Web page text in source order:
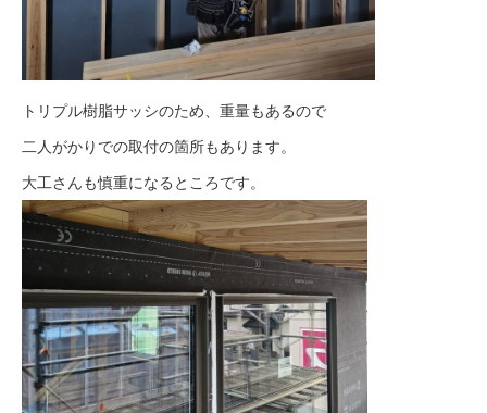
トリプル樹脂サッシのため、重量もあるので
二人がかりでの取付の箇所もあります。
大工さんも慎重になるところです。